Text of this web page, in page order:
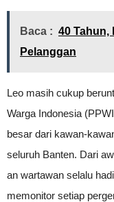
Baca : 40 Tahun,
Pelanggan
Leo masih cukup
Warga Indonesia
besar dari kawan-
seluruh Banten. Dari
an wartawan selalu
memonitor setiap